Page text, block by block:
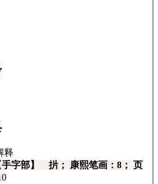
释
手字部】 扸； 康熙笔画：8； 页